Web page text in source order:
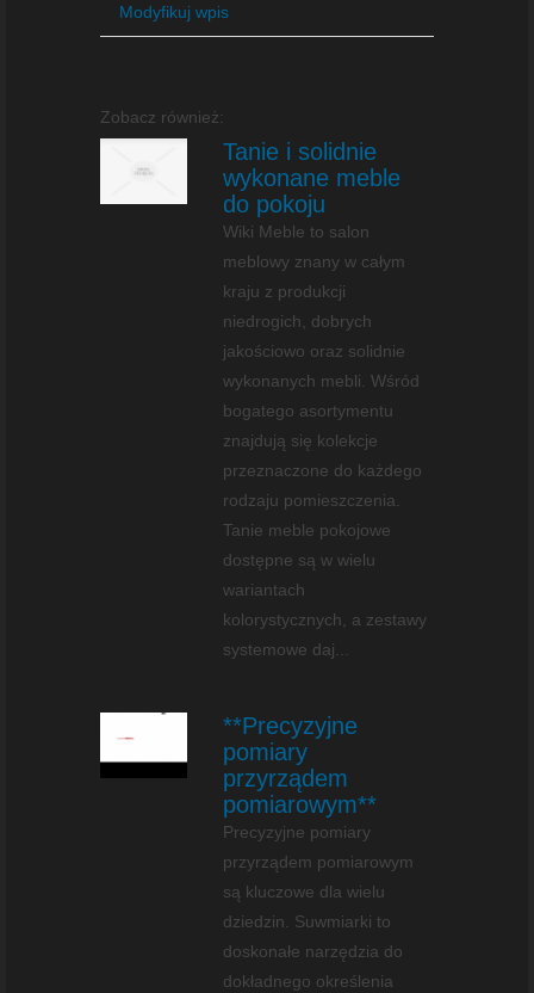
Modyfikuj wpis
Zobacz również:
Tanie i solidnie
wykonane meble
do pokoju
Wiki Meble to salon
meblowy znany w całym
kraju z produkcji
niedrogich, dobrych
jakościowo oraz solidnie
wykonanych mebli. Wśród
bogatego asortymentu
znajdują się kolekcje
przeznaczone do każdego
rodzaju pomieszczenia.
Tanie meble pokojowe
dostępne są w wielu
wariantach
kolorystycznych, a zestawy
systemowe daj...
**Precyzyjne
pomiary
przyrządem
pomiarowym**
Precyzyjne pomiary
przyrządem pomiarowym
są kluczowe dla wielu
dziedzin. Suwmiarki to
doskonałe narzędzia do
dokładnego określenia